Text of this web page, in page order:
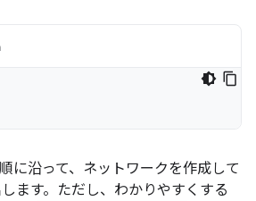
に沿って、ネットワークを作成して
ます。ただし、わかりやすくする